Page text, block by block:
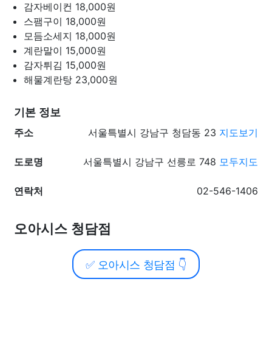
감자베이컨 18,000원
스팸구이 18,000원
모듬소세지 18,000원
계란말이 15,000원
감자튀김 15,000원
해물계란탕 23,000원
기본 정보
주소
서울특별시 강남구 청담동 23 지도보기
도로명 서울특별시 강남구 선릉로 748 모두지도
연락처 02-546-1406
오아시스 청담점
✅ 오아시스 청담점 👇